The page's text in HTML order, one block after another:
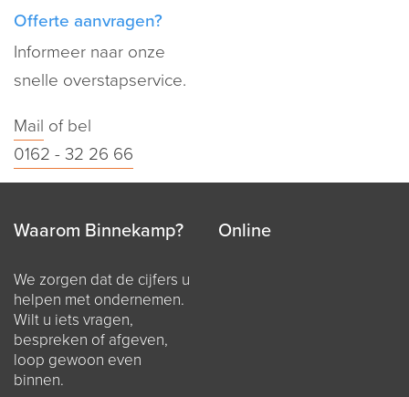
Offerte aanvragen?
Informeer naar onze
snelle overstapservice.
Mail of bel
0162 - 32 26 66
Waarom Binnekamp?
We zorgen dat de cijfers u
helpen met ondernemen.
Wilt u iets vragen,
bespreken of afgeven,
loop gewoon even
binnen.
Online